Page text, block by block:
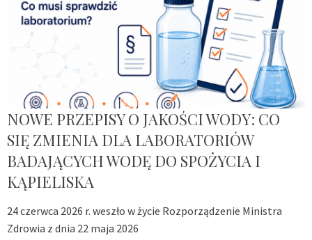
NOWE PRZEPISY O JAKOŚCI WODY: CO
SIĘ ZMIENIA DLA LABORATORIÓW
BADAJĄCYCH WODĘ DO SPOŻYCIA I
KĄPIELISKA
24 czerwca 2026 r. weszło w życie Rozporządzenie Ministra
Zdrowia z dnia 22 maja 2026